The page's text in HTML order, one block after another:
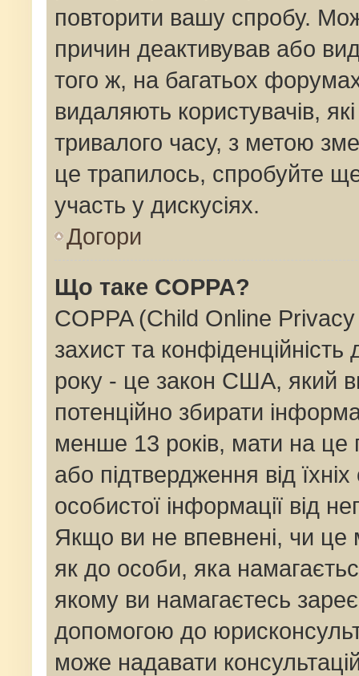
повторити вашу спробу.
причин деактивував або
того ж, на багатьох
видаляють користувачів,
тривалого часу, з метою
це трапилось, спробуйте
участь у дискусіях.
Догори
Що таке COPPA?
COPPA (Child Online
захист та конфіденційність
року - це закон США, який
потенційно збирати
менше 13 років, мати на це
або підтвердження від
особистої інформації від
Якщо ви не впевнені, чи
як до особи, яка
якому ви намагаєтесь
допомогою до
може надавати